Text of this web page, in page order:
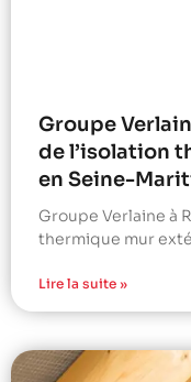
Groupe
de l’isolation
en Seine-
Groupe Verlaine à
thermique mur
Lire la suite »